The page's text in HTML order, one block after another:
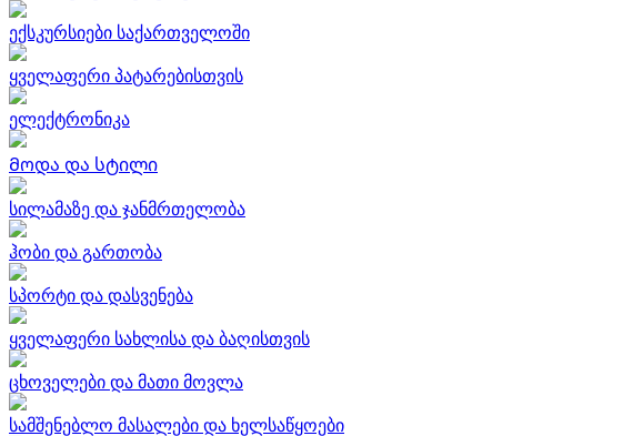
ექსკურსიები საქართველოში
ყველაფერი პატარებისთვის
ელექტრონიკა
Მოდა და სტილი
სილამაზე და ჯანმრთელობა
ჰობი და გართობა
სპორტი და დასვენება
ყველაფერი სახლისა და ბაღისთვის
ცხოველები და მათი მოვლა
სამშენებლო მასალები და ხელსაწყოები